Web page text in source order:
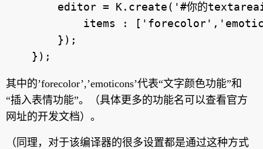
editor = K.create('#你的
items :
        });
其中的’forecolor’,’emoticons’代表“文字颜色功能”和
“插入表情功能”。（具体更多的功能名可以查看官方
网址的开发文档）。
（同理，对于该编译器的很多设置都是通过这种方式